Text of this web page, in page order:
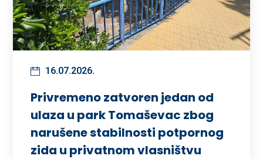
16.07.2026.
Privremeno zatvoren jedan od
ulaza u park Tomaševac zbog
narušene stabilnosti potpornog
zida u privatnom vlasništvu